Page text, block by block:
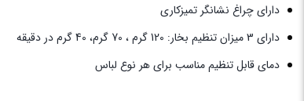
دارای چراغ نشانگر تمیزکاری
دارای 3 میزان تنظیم بخار: 120 گرم ، 70 گرم، 40 گرم در دقیقه
دمای قابل تنظیم مناسب برای هر نوع لباس